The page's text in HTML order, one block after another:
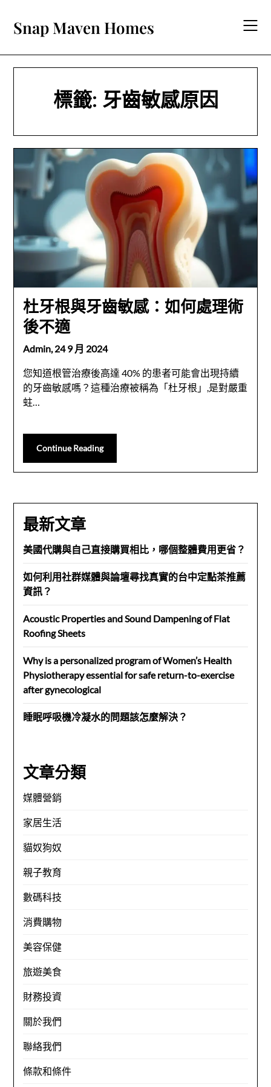
content
Snap Maven Homes
標籤: 牙齒敏感原因
杜牙根與牙齒敏感：如何處理術
後不適
Admin,24 9 月 2024
您知道根管治療後高達 40% 的患者可能會出現持續
的牙齒敏感嗎？這種治療被稱為「杜牙根」,是對嚴重
蛀…
Continue Reading
最新文章
美國代購與自己直接購買相比，哪個整體費用更省？
如何利用社群媒體與論壇尋找真實的台中定點茶推薦
資訊？
Acoustic Properties and Sound Dampening of Flat
Roofing Sheets
Why is a personalized program of Women’s Health
Physiotherapy essential for safe return-to-exercise
after gynecological
睡眠呼吸機冷凝水的問題該怎麼解決？
文章分類
媒體營銷
家居生活
貓奴狗奴
親子教育
數碼科技
消費購物
美容保健
旅遊美食
財務投資
關於我們
聯絡我們
條款和條件